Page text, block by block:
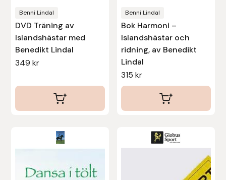
Benni Lindal
DVD Träning av
Islandshästar med
Benedikt Lindal
349kr
Benni Lindal
Bok Harmoni –
Islandshästar och
ridning, av Benedikt
Lindal
315 kr
Nyttorp
Pharmakas